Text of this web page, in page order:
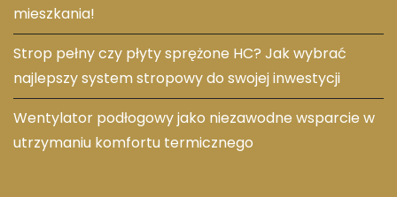
mieszkania!
Strop pełny czy płyty sprężone HC? Jak wybrać
najlepszy system stropowy do swojej inwestycji
Wentylator podłogowy jako niezawodne wsparcie w
utrzymaniu komfortu termicznego